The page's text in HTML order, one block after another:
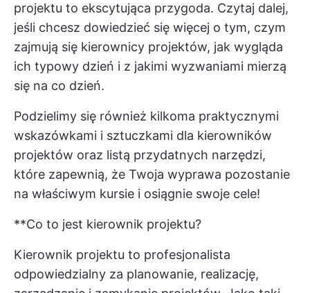
projektu to ekscytująca przygoda. Czytaj dalej,
jeśli chcesz dowiedzieć się więcej o tym, czym
zajmują się kierownicy projektów, jak wygląda
ich typowy dzień i z jakimi wyzwaniami mierzą
się na co dzień.
Podzielimy się również kilkoma praktycznymi
wskazówkami i sztuczkami dla kierowników
projektów oraz listą przydatnych narzędzi,
które zapewnią, że Twoja wyprawa pozostanie
na właściwym kursie i osiągnie swoje cele!
**Co to jest kierownik projektu?
Kierownik projektu to profesjonalista
odpowiedzialny za planowanie, realizację,